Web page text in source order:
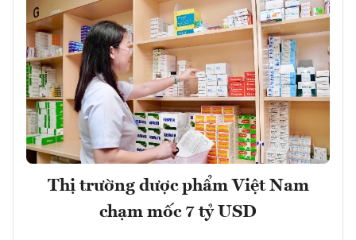
Thị trường dược phẩm Việt Nam
chạm mốc 7 tỷ USD